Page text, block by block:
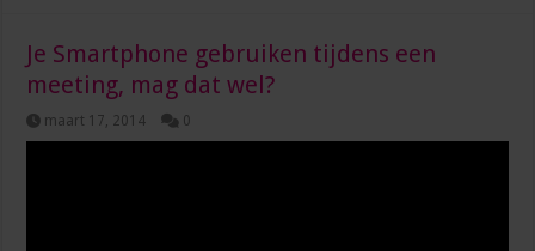
Je Smartphone gebruiken tijdens een
meeting, mag dat wel?
maart 17, 2014 0